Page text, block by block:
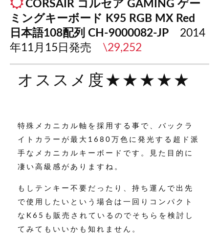
CORSAIR コルセア GAMING ゲー
ミングキーボード K95 RGB MX Red
日本語108配列 CH-9000082-JP 2014
年11月15日発売 \29,252
オススメ度★★★★★
特殊メカニカル軸を採用する事で、バックラ
イトカラーが最大1680万色に発光する超ド派
手なメカニカルキーボードです。見た目的に
凄い高級感がありますね。
もしテンキー不要だったり、持ち運んで出先
で使用したいという場合は一回りコンパクト
なK65も販売されているのでそちらを検討し
てみてもいいかも知れません。